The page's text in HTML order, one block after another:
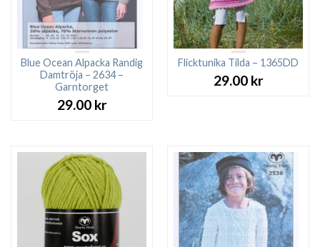
Blue Ocean Alpacka Randig
Damtröja – 2634 –
Garntorget
29.00 kr
Flicktunika Tilda – 1365DD
29.00 kr